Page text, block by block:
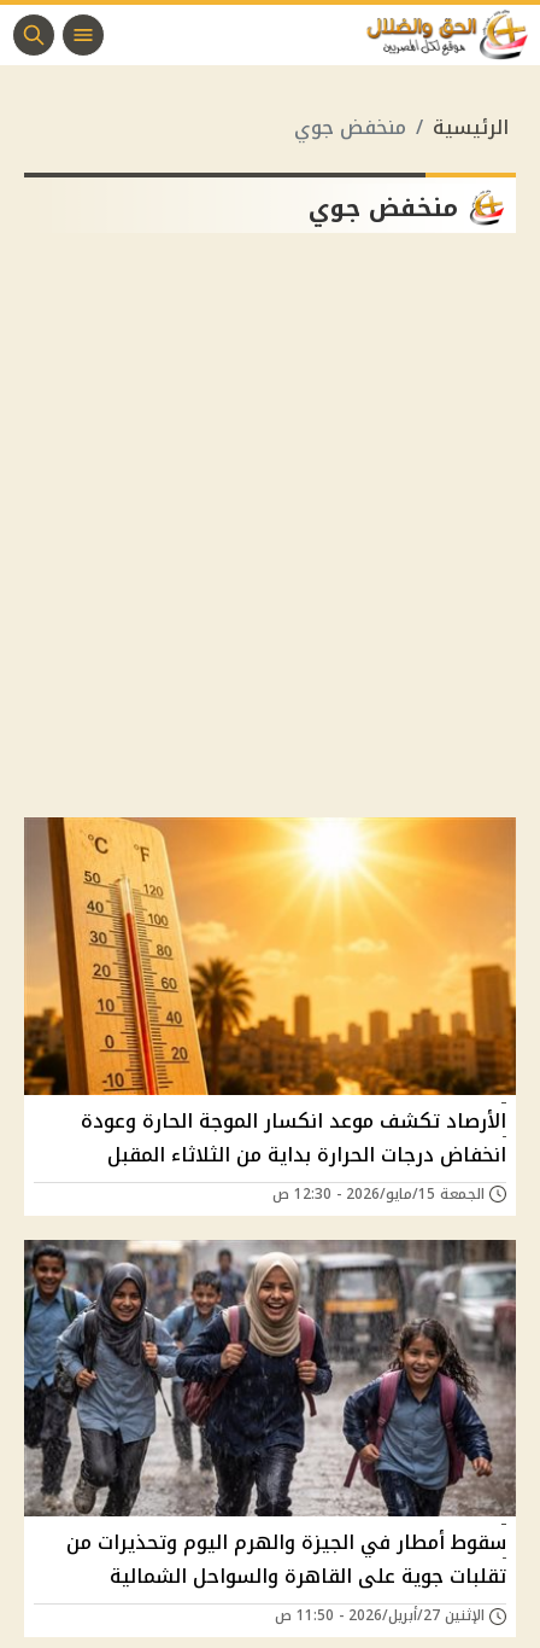
الرئيسية منخفض جوي
منخفض جوي
الأرصاد تكشف موعد انكسار الموجة الحارة وعودة
انخفاض درجات الحرارة بداية من الثلاثاء المقبل
الجمعة 15/مايو/2026 - 12:30 ص
سقوط أمطار في الجيزة والهرم اليوم وتحذيرات من
تقلبات جوية على القاهرة والسواحل الشمالية
الإثنين 27/أبريل/2026 - 11:50 ص